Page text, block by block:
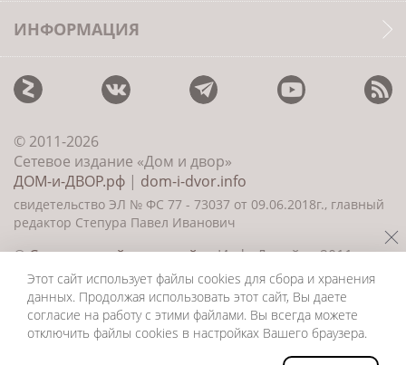
ИНФОРМАЦИЯ
© 2011-2026
Сетевое издание «Дом и двор»
ДОМ-и-ДВОР.рф | dom-i-dvor.info
свидетельство ЭЛ № ФС 77 - 73037 от 09.06.2018г., главный
редактор Степура Павел Иванович
©Создание сайта и дизайн«ИнфоДизайн» 2011—
2026
Этот сайт использует файлы cookies для сбора и хранения
данных. Продолжая использовать этот сайт, Вы даете
согласие на работу с этими файлами. Вы всегда можете
отключить файлы cookies в настройках Вашего браузера.